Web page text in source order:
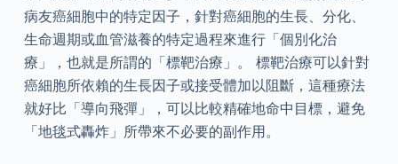
病友癌細胞中的特定因子，針對癌細胞的生長、分化、
生命週期或血管滋養的特定過程來進行「個別化治
療」，也就是所謂的「標靶治療」。 標靶治療可以針對
癌細胞所依賴的生長因子或接受體加以阻斷，這種療法
就好比「導向飛彈」，可以比較精確地命中目標，避免
「地毯式轟炸」所帶來不必要的副作用。